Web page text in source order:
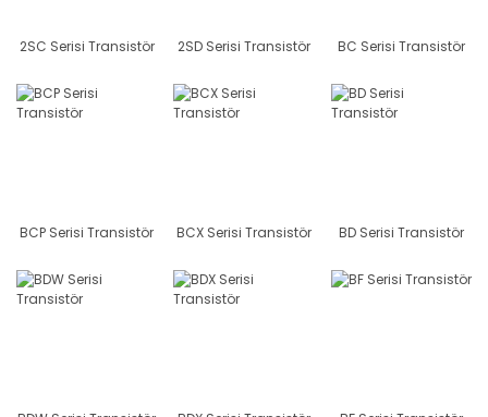
2SC Serisi Transistör 2SD Serisi Transistör BC Serisi Transistör
BCP Serisi Transistör BCX Serisi Transistör BD Serisi Transistör